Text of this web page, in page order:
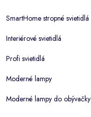
SmartHome stropné svietidlá
Interiérové svietidlá
Profi svietidlá
Moderné lampy
Moderné lampy do obývačky